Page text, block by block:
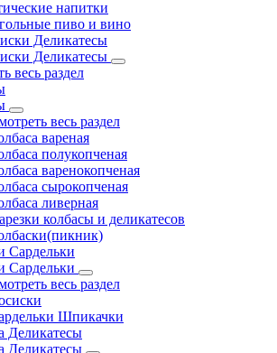
напитки
пиво и вино
Деликатесы
Деликатесы
весь раздел
весь раздел
вареная
полукопченая
варенокопченая
сырокопченая
ливерная
колбасы и деликатесов
Сардельки
Сардельки
весь раздел
Шпикачки
Деликатесы
Деликатесы